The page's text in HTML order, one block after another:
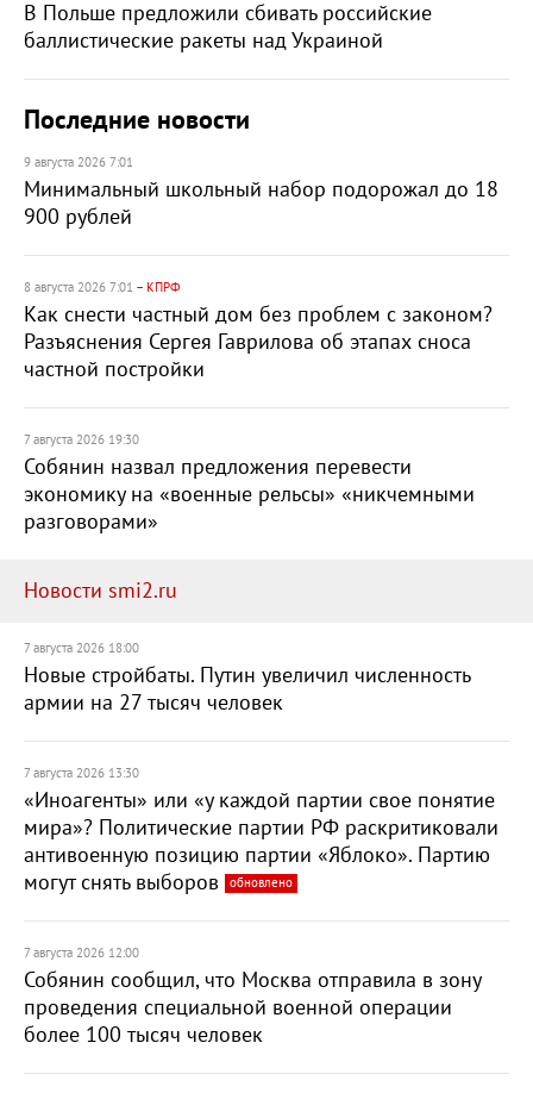
В Польше предложили сбивать российские
баллистические ракеты над Украиной
Последние новости
9 августа 2026 7:01
Минимальный школьный набор подорожал до 18
900 рублей
8 августа 2026 7:01 – КПРФ
Как снести частный дом без проблем с законом?
Разъяснения Сергея Гаврилова об этапах сноса
частной постройки
7 августа 2026 19:30
Собянин назвал предложения перевести
экономику на «военные рельсы» «никчемными
разговорами»
Новости smi2.ru
7 августа 2026 18:00
Новые стройбаты. Путин увеличил численность
армии на 27 тысяч человек
7 августа 2026 13:30
«Иноагенты» или «у каждой партии свое понятие
мира»? Политические партии РФ раскритиковали
антивоенную позицию партии «Яблоко». Партию
могут снять выборов
обновлено
7 августа 2026 12:00
Собянин сообщил, что Москва отправила в зону
проведения специальной военной операции
более 100 тысяч человек